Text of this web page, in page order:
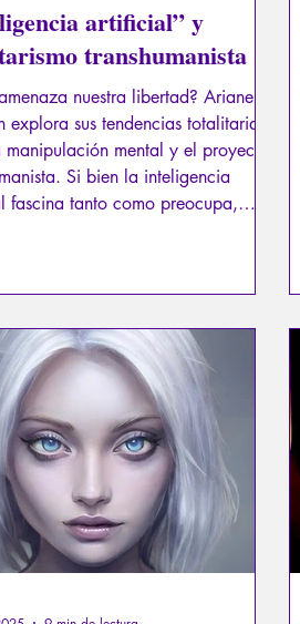
artificial” y
transhumanista
nuestra libertad? Ariane
explora sus tendencias totalitarias,
mental y el proyecto
Si bien la inteligencia
fascina tanto como preocupa,
examina el potencial de la
herramienta para el control
la reescritura de la memoria...